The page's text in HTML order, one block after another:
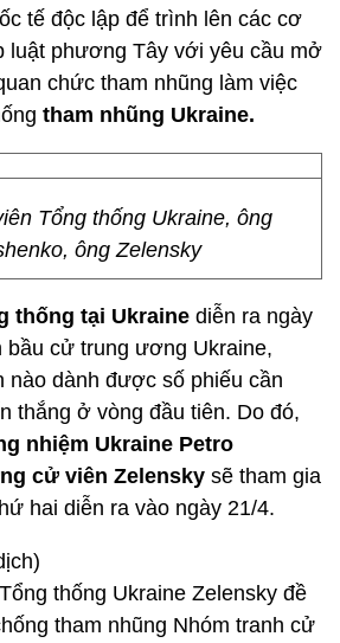
tế độc lập để trình lên các cơ
luật phương Tây với yêu cầu mở
chức tham nhũng làm việc
tham nhũng Ukraine.
Tổng thống Ukraine, ông
ông Zelensky
thống tại Ukraine diễn ra ngày
bầu cử trung ương Ukraine,
nào dành được số phiếu cần
thắng ở vòng đầu tiên. Do đó,
nhiệm Ukraine Petro
cử viên Zelensky sẽ tham gia
hai diễn ra vào ngày 21/4.
thống Ukraine Zelensky đề
tham nhũng Nhóm tranh cử